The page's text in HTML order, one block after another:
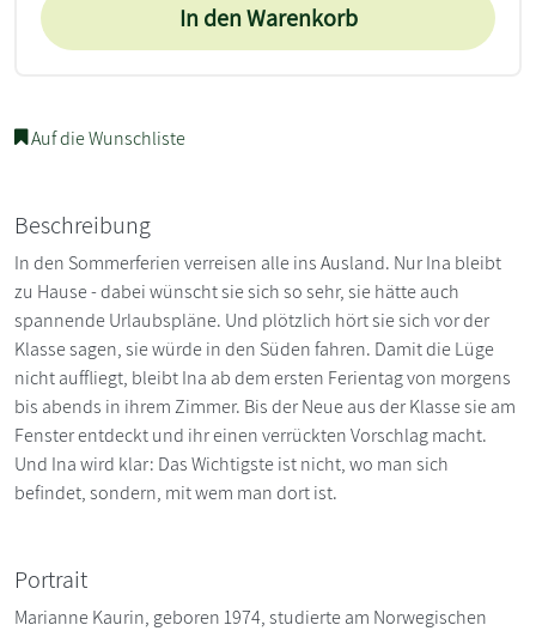
In den Warenkorb
Auf die Wunschliste
Beschreibung
In den Sommerferien verreisen alle ins Ausland. Nur Ina bleibt
zu Hause - dabei wünscht sie sich so sehr, sie hätte auch
spannende Urlaubspläne. Und plötzlich hört sie sich vor der
Klasse sagen, sie würde in den Süden fahren. Damit die Lüge
nicht auffliegt, bleibt Ina ab dem ersten Ferientag von morgens
bis abends in ihrem Zimmer. Bis der Neue aus der Klasse sie am
Fenster entdeckt und ihr einen verrückten Vorschlag macht.
Und Ina wird klar: Das Wichtigste ist nicht, wo man sich
befindet, sondern, mit wem man dort ist.
Portrait
Marianne Kaurin, geboren 1974, studierte am Norwegischen